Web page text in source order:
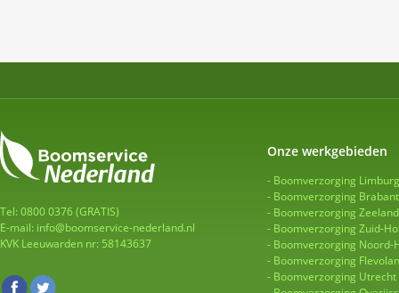
Tel: 0800 0376 (GRATIS)
E-mail: info@boomservice-nederland.nl
KVK Leeuwarden nr: 58143637
Onze werkgebieden
Boomverzorging Limburg
Boomverzorging Brabant
Boomverzorging Zeeland
Boomverzorging Zuid-
Boomverzorging Noord-
Boomverzorging
Boomverzorging Utrecht